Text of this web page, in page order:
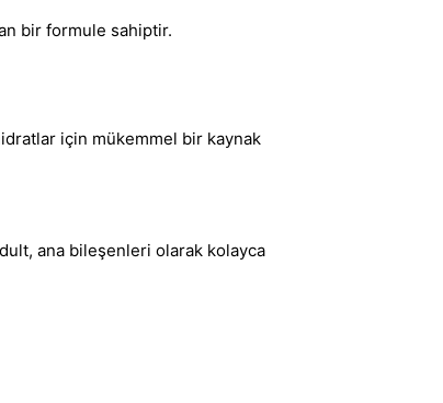
bir formule sahiptir.
için mükemmel bir kaynak
ana bileşenleri olarak kolayca